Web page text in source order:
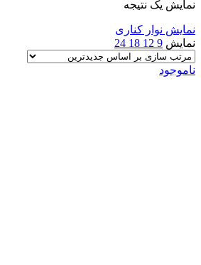
نمایش یک نتیجه
نمایش نوار کناری
نمایش 9
12
18
24
ناموجود